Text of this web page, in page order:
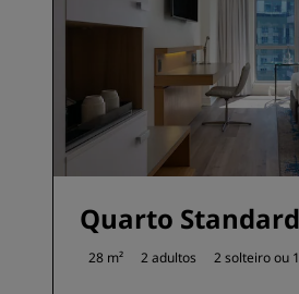
Quarto Standard
28 m² 2 adultos 2 solteiro ou